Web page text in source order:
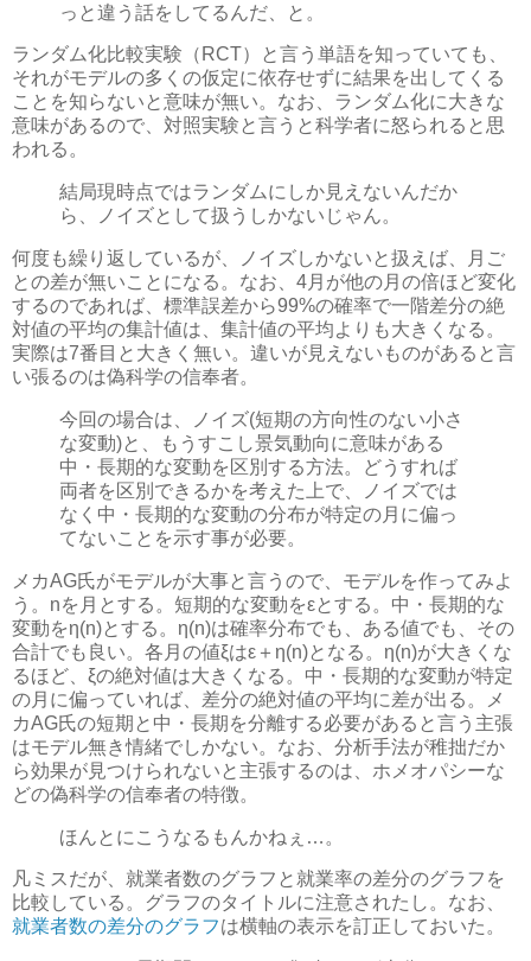
っと違う話をしてるんだ、と。
ランダム化比較実験（RCT）と言う単語を知っていても、
それがモデルの多くの仮定に依存せずに結果を出してくる
ことを知らないと意味が無い。なお、ランダム化に大きな
意味があるので、対照実験と言うと科学者に怒られると思
われる。
結局現時点ではランダムにしか見えないんだか
ら、ノイズとして扱うしかないじゃん。
何度も繰り返しているが、ノイズしかないと扱えば、月ご
との差が無いことになる。なお、4月が他の月の倍ほど変化
するのであれば、標準誤差から99%の確率で一階差分の絶
対値の平均の集計値は、集計値の平均よりも大きくなる。
実際は7番目と大きく無い。違いが見えないものがあると言
い張るのは偽科学の信奉者。
今回の場合は、ノイズ(短期の方向性のない小さ
な変動)と、もうすこし景気動向に意味がある
中・長期的な変動を区別する方法。どうすれば
両者を区別できるかを考えた上で、ノイズでは
なく中・長期的な変動の分布が特定の月に偏っ
てないことを示す事が必要。
メカAG氏がモデルが大事と言うので、モデルを作ってみよ
う。nを月とする。短期的な変動をεとする。中・長期的な
変動をη(n)とする。η(n)は確率分布でも、ある値でも、その
合計でも良い。各月の値ξはε＋η(n)となる。η(n)が大きくな
るほど、ξの絶対値は大きくなる。中・長期的な変動が特定
の月に偏っていれば、差分の絶対値の平均に差が出る。
メ
カAG氏の短期と中・長期を分離する必要があると言う主張
はモデル無き情緒でしかない。なお、分析手法が稚拙だか
ら効果が見つけられないと主張するのは、ホメオパシーな
どの偽科学の信奉者の特徴。
ほんとにこうなるもんかねぇ…。
凡ミスだが、就業者数のグラフと就業率の差分のグラフを
比較している。グラフのタイトルに注意されたし。なお、
就業者数の差分のグラフは横軸の表示を訂正しておいた。